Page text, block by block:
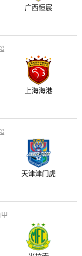
广西恒宸
上海海港
天津津门虎